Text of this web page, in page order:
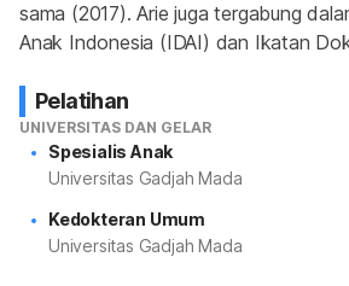
sama (2017). Arie juga tergabung
Anak Indonesia (IDAI) dan Ikatan
Pelatihan
UNIVERSITAS DAN GELAR
Spesialis Anak
Universitas Gadjah Mada
Kedokteran Umum
Universitas Gadjah Mada